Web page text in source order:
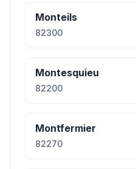
Monteils
82300
Montesquieu
82200
Montfermier
82270